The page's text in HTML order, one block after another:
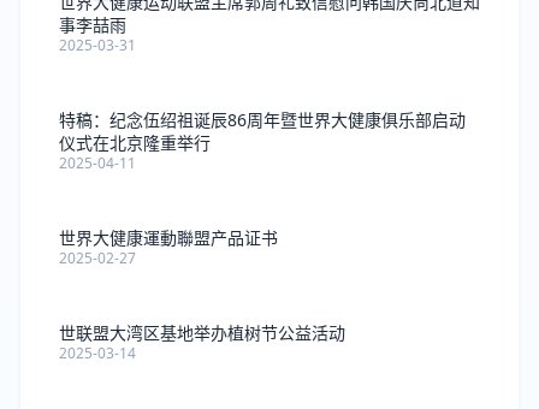
事李喆雨
2025-03-31
特稿：纪念伍绍祖诞辰86周年暨世界大健康俱乐部启动
仪式在北京隆重举行
2025-04-11
世界大健康運動聯盟产品证书
2025-02-27
世联盟大湾区基地举办植树节公益活动
2025-03-14